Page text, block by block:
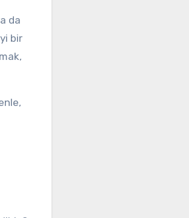
da
bir